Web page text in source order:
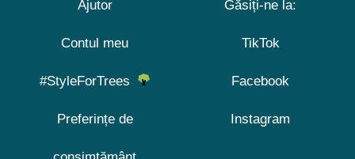
Ajutor
Contul meu
#StyleForTrees
Preferințe de
Găsiți-ne la:
TikTok
Facebook
Instagram